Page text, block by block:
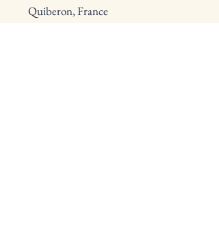
Quiberon, France